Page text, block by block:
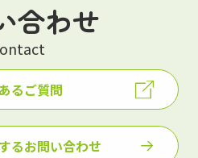
合わせ
るご質問
るお問い合わせ